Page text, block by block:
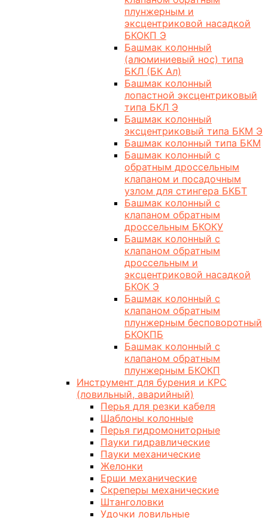
плунжерным и
эксцентриковой насадкой
БКОКП Э
Башмак колонный
(алюминиевый нос) типа
БКЛ (БК Ал)
Башмак колонный
лопастной эксцентриковый
типа БКЛ Э
Башмак колонный
эксцентриковый типа БКМ Э
Башмак колонный типа БКМ
Башмак колонный с
обратным дроссельным
клапаном и посадочным
узлом для стингера БКБТ
Башмак колонный с
клапаном обратным
дроссельным БКОКУ
Башмак колонный с
клапаном обратным
дроссельным и
эксцентриковой насадкой
БКОК Э
Башмак колонный с
клапаном обратным
плунжерным бесповоротный
БКОКПБ
Башмак колонный с
клапаном обратным
плунжерным БКОКП
Инструмент для бурения и КРС
(ловильный, аварийный)
Перья для резки кабеля
Шаблоны колонные
Перья гидромониторные
Пауки гидравлические
Пауки механические
Желонки
Ерши механические
Скреперы механические
Штанголовки
Удочки ловильные